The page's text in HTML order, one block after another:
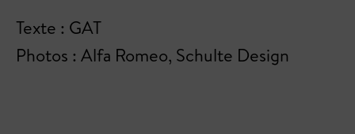
Texte : GAT
Photos : Alfa Romeo, Schulte Design